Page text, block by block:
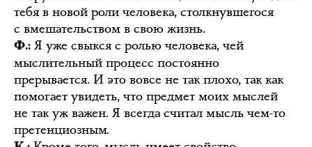
тебя в новой роли человека, столкнувшегося
с вмешательством в свою жизнь.
Ф.: Я уже свыкся с ролью человека, чей
мыслительный процесс постоянно
прерывается. И это вовсе не так плохо, так как
помогает увидеть, что предмет моих мыслей
не так уж важен. Я всегда считал мысль чем-то
претенциозным.